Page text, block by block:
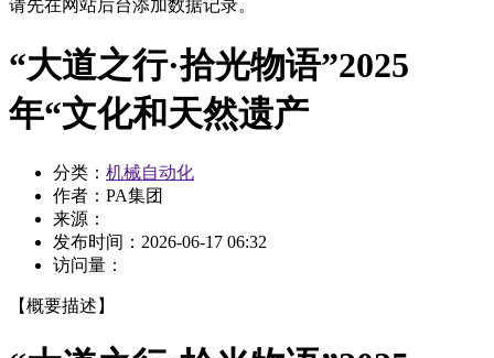
请先在网站后台添加数据记录。
“大道之行·拾光物语”2025
年“文化和天然遗产
分类： 机械自动化
作者：PA集团
来源：
发布时间： 2026-06-17 06:32
访问量：
【概要描述】